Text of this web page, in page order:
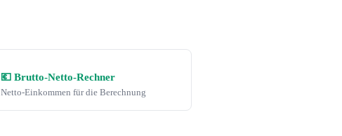
💶 Brutto-Netto-Rechner
Netto-Einkommen für die Berechnung